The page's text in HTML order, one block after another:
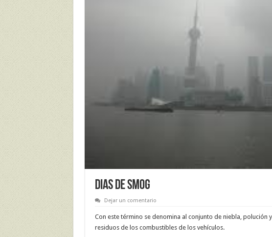
DIAS DE SMOG
Dejar un comentario
Con este término se denomina al conjunto de niebla,
residuos de los combustibles de los vehículos.